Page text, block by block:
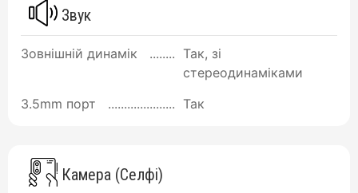
Звук
Зовнішній динамік
Так, зі
стереодинаміками
3.5mm порт
Так
Камера (Селфі)